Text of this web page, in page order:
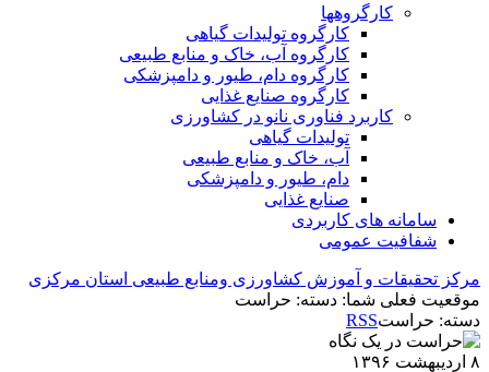
کارگروه‏ها
کارگروه تولیدات گیاهی
کارگروه آب، خاک و منابع طبیعی
کارگروه دام، طیور و دامپزشکی
کارگروه صنایع غذایی
کاربرد فناوری نانو در کشاورزی
تولیدات گیاهی
آب، خاک و منابع طبیعی
دام، طیور و دامپزشکی
صنایع غذایی
سامانه های کاربردی
شفافیت عمومی
مرکز تحقیقات و آموزش کشاورزی ومنابع طبیعی استان مرکزی
موقعیت فعلی شما: دسته: حراست
دسته: حراستRSS
۸ اردیبهشت ۱۳۹۶